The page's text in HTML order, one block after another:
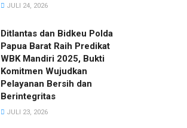
JULI 24, 2026
Ditlantas dan Bidkeu Polda
Papua Barat Raih Predikat
WBK Mandiri 2025, Bukti
Komitmen Wujudkan
Pelayanan Bersih dan
Berintegritas
JULI 23, 2026